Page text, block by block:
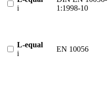
i
1:1998-10
L-equal
i
EN 10056